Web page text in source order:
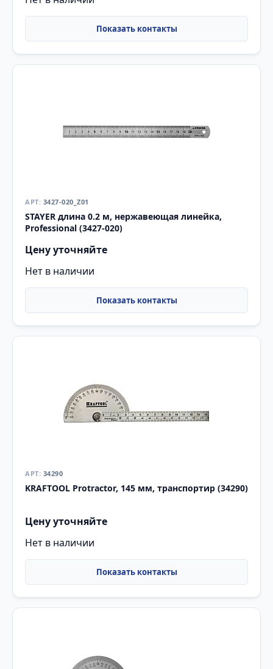
3427-020_Z01
STAYER длина 0.2 м, нержавеющая линейка,
Professional (3427-020)
Цену уточняйте
Нет в наличии
34290
KRAFTOOL Protractor, 145 мм, транспортир (34290)
Цену уточняйте
Нет в наличии